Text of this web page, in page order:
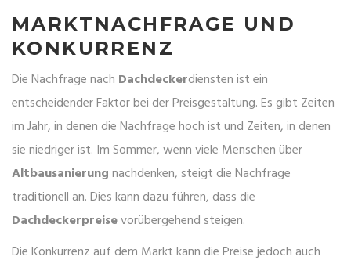
MARKTNACHFRAGE UND
KONKURRENZ
Die Nachfrage nach Dachdeckerdiensten ist ein
entscheidender Faktor bei der Preisgestaltung. Es gibt Zeiten
im Jahr, in denen die Nachfrage hoch ist und Zeiten, in denen
sie niedriger ist. Im Sommer, wenn viele Menschen über
Altbausanierungnachdenken, steigt die Nachfrage
traditionell an. Dies kann dazu führen, dass die
Dachdeckerpreisevorübergehend steigen.
Die Konkurrenz auf dem Markt kann die Preise jedoch auch